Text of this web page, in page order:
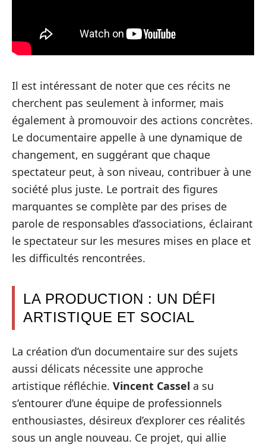
Il est intéressant de noter que ces récits ne
cherchent pas seulement à informer, mais
également à promouvoir des actions concrètes.
Le documentaire appelle à une dynamique de
changement, en suggérant que chaque
spectateur peut, à son niveau, contribuer à une
société plus juste. Le portrait des figures
marquantes se complète par des prises de
parole de responsables d’associations, éclairant
le spectateur sur les mesures mises en place et
les difficultés rencontrées.
LA PRODUCTION : UN DÉFI
ARTISTIQUE ET SOCIAL
La création d’un documentaire sur des sujets
aussi délicats nécessite une approche
artistique réfléchie. Vincent Cassel a su
s’entourer d’une équipe de professionnels
enthousiastes, désireux d’explorer ces réalités
sous un angle nouveau. Ce projet, qui allie